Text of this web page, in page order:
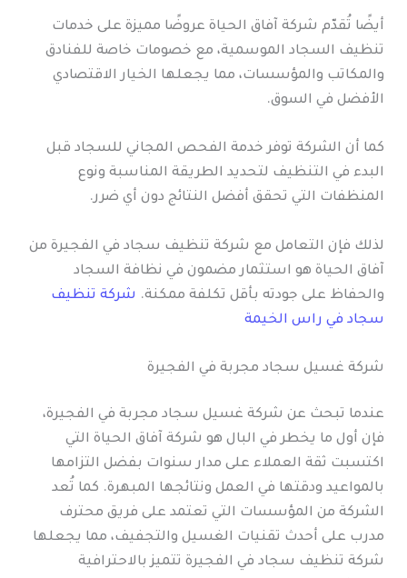
أيضًا تُقدّم شركة آفاق الحياة عروضًا مميزة على خدمات
تنظيف السجاد الموسمية، مع خصومات خاصة للفنادق
والمكاتب والمؤسسات، مما يجعلها الخيار الاقتصادي
الأفضل في السوق.
كما أن الشركة توفر خدمة الفحص المجاني للسجاد قبل
البدء في التنظيف لتحديد الطريقة المناسبة ونوع
المنظفات التي تحقق أفضل النتائج دون أي ضرر.
لذلك فإن التعامل مع شركة تنظيف سجاد في الفجيرة من
آفاق الحياة هو استثمار مضمون في نظافة السجاد
والحفاظ على جودته بأقل تكلفة ممكنة. شركة تنظيف
سجاد في راس الخيمة
شركة غسيل سجاد مجربة في الفجيرة
عندما تبحث عن شركة غسيل سجاد مجربة في الفجيرة،
فإن أول ما يخطر في البال هو شركة آفاق الحياة التي
اكتسبت ثقة العملاء على مدار سنوات بفضل التزامها
بالمواعيد ودقتها في العمل ونتائجها المبهرة. كما تُعد
الشركة من المؤسسات التي تعتمد على فريق محترف
مدرب على أحدث تقنيات الغسيل والتجفيف، مما يجعلها
شركة تنظيف سجاد في الفجيرة تتميز بالاحترافية